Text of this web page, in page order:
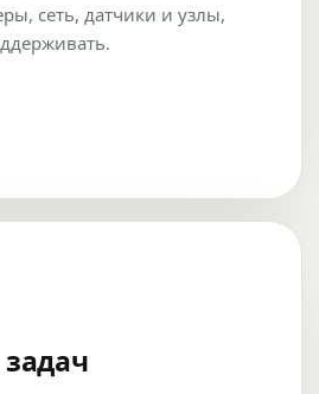
сеть, датчики и узлы,